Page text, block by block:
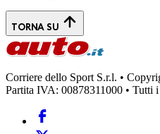
TORNA SU
Corriere dello Sport S.r.l. •
Partita IVA: 00878311000 • Tutti